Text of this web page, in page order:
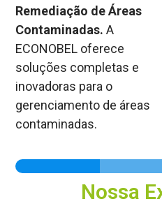
Remediação de Áreas
Contaminadas. A
ECONOBEL oferece
soluções completas e
inovadoras para o
gerenciamento de áreas
contaminadas.
Nossa